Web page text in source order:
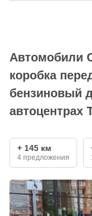
Автомобили
коробка
бензиновый
автоцентрах
+ 145 км
4 предложения